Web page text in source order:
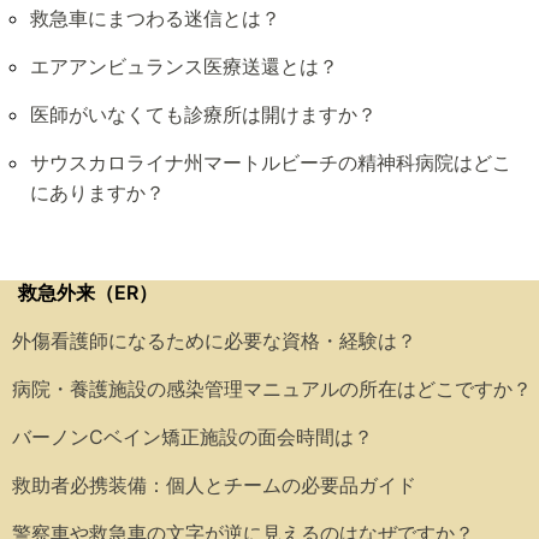
救急車にまつわる迷信とは？
エアアンビュランス医療送還とは？
医師がいなくても診療所は開けますか？
サウスカロライナ州マートルビーチの精神科病院はどこ
にありますか？
救急外来（ER）
外傷看護師になるために必要な資格・経験は？
病院・養護施設の感染管理マニュアルの所在はどこですか？
バーノンCベイン矯正施設の面会時間は？
救助者必携装備：個人とチームの必要品ガイド
警察車や救急車の文字が逆に見えるのはなぜですか？